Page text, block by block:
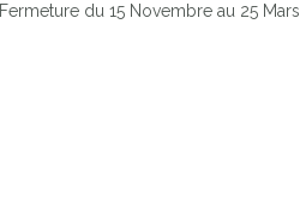
Fermeture du 15 Novembre au 25 Mars